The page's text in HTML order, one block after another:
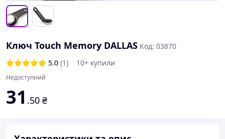
Ключ Touch Memory DALLAS Код: 03870
5.0 (1) 10+ купили
Недоступний
31 .50 ₴